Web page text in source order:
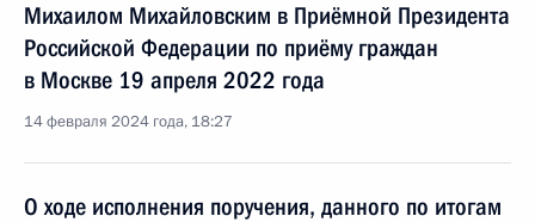
Михаилом Михайловским в Приёмной Президента
Российской Федерации по приёму граждан
в Москве 19 апреля 2022 года
14 февраля 2024 года, 18:27
О ходе исполнения поручения, данного по итогам